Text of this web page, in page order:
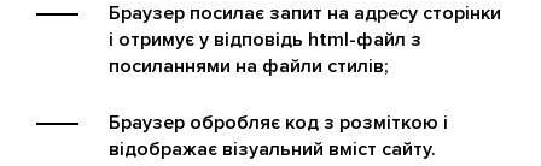
Браузер посилає запит на адресу сторінки
і отримує у відповідь html-файл з
посиланнями на файли стилів;
Браузер обробляє код з розміткою і
відображає візуальний вміст сайту.